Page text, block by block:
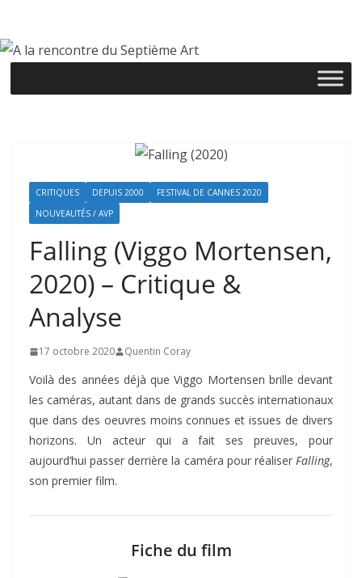
contenu
CRITIQUES DEPUIS 2000
FESTIVAL DE CANNES 2020
NOUVEAUTÉS / AVP
Falling (Viggo Mortensen,
2020) – Critique &
Analyse
17 octobre 2020 Quentin Coray
Voilà des années déjà que Viggo Mortensen brille devant
les caméras, autant dans de grands succès internationaux
que dans des oeuvres moins connues et issues de divers
horizons. Un acteur qui a fait ses preuves, pour
aujourd’hui passer derrière la caméra pour réaliser Falling,
son premier film.
Fiche du film